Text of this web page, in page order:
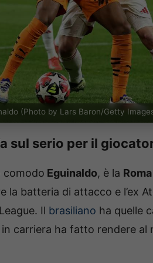
(Photo by Lars Baron/Getty
sul serio per il
comodo Eguinaldo, è la Roma
la batteria di attacco e l’ex
Il brasiliano ha quelle
carriera ha fatto rendere al